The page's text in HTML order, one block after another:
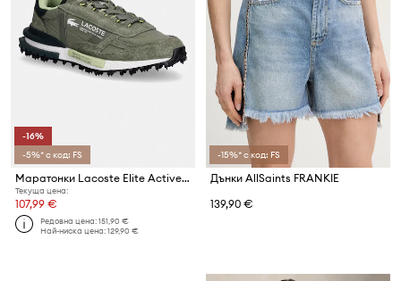
-16%
-5%* с код: FS
Маратонки Lacoste Elite Active Sneakers
Текуща цена:
107,99 €
Редовна цена:151,90 €
Най-ниска цена:129,90 €
-15%* с код: FS
Дънки AllSaints FRANKIE
139,90 €